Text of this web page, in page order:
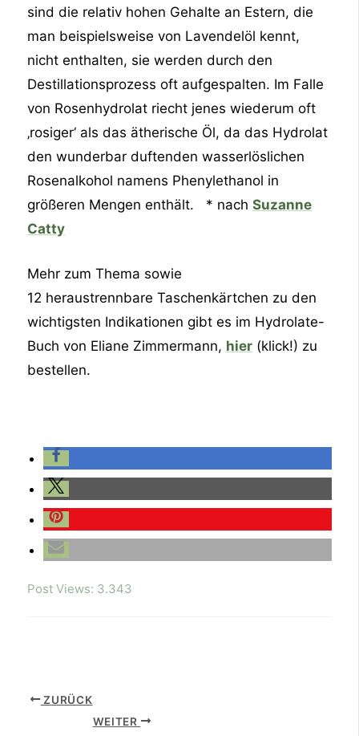
sind die relativ hohen Gehalte an Estern, die
man beispielsweise von Lavendelöl kennt,
nicht enthalten, sie werden durch den
Destillationsprozess oft aufgespalten. Im Falle
von Rosenhydrolat riecht jenes wiederum oft
‚rosiger‘ als das ätherische Öl, da das Hydrolat
den wunderbar duftenden wasserlöslichen
Rosenalkohol namens Phenylethanol in
größeren Mengen enthält. * nachSuzanne
Catty
Mehr zum Thema sowie
12 heraustrennbare Taschenkärtchen zu den
wichtigsten Indikationen gibt es im Hydrolate-
Buch von Eliane Zimmermann, hier (klick!) zu
bestellen.
Post Views: 3.343
ZURÜCK
WEITER